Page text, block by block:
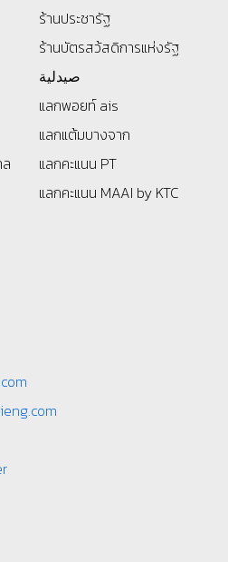
ร้านประชารัฐ
ร้านบัตรสว้สดิการแห่งรัฐ
صيدلية
แลกพอยท์ ais
แลกแต้มบางจาก
แลกคะแนน PT
แลกคะแนน MAAI by KTC